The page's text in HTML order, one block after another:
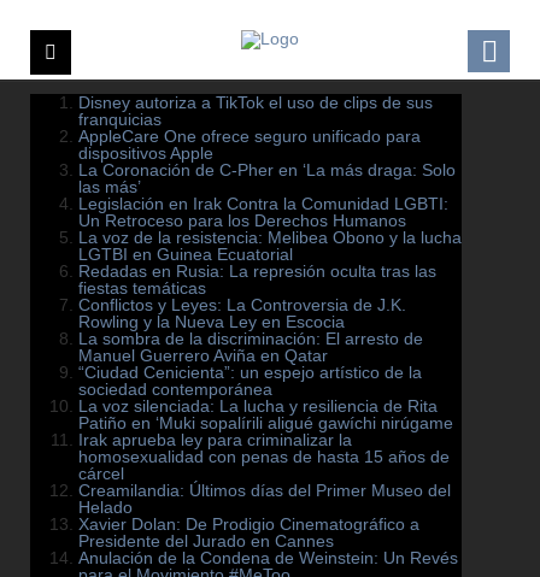
Disney autoriza a TikTok el uso de clips de sus
franquicias
AppleCare One ofrece seguro unificado para
dispositivos Apple
La Coronación de C-Pher en ‘La más draga: Solo
las más’
Legislación en Irak Contra la Comunidad LGBTI:
Un Retroceso para los Derechos Humanos
La voz de la resistencia: Melibea Obono y la lucha
LGTBI en Guinea Ecuatorial
Redadas en Rusia: La represión oculta tras las
fiestas temáticas
Conflictos y Leyes: La Controversia de J.K.
Rowling y la Nueva Ley en Escocia
La sombra de la discriminación: El arresto de
Manuel Guerrero Aviña en Qatar
“Ciudad Cenicienta”: un espejo artístico de la
sociedad contemporánea
La voz silenciada: La lucha y resiliencia de Rita
Patiño en ‘Muki sopalírili aligué gawíchi nirúgame
Irak aprueba ley para criminalizar la
homosexualidad con penas de hasta 15 años de
cárcel
Creamilandia: Últimos días del Primer Museo del
Helado
Xavier Dolan: De Prodigio Cinematográfico a
Presidente del Jurado en Cannes
Anulación de la Condena de Weinstein: Un Revés